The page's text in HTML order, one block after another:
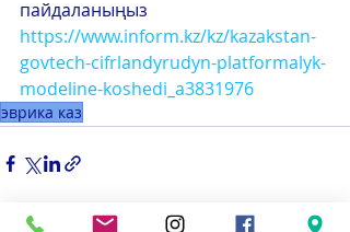
https://www.inform.kz/kz/kazakstan-
govtech-cifrlandyrudyn-platformalyk-
modeline-koshedi_a3831976
эврика каз